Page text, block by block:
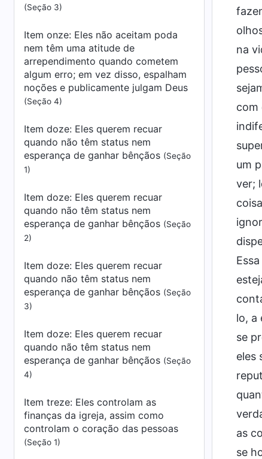
(Seção 3)
Item onze: Eles não aceitam poda
nem têm uma atitude de
arrependimento quando cometem
algum erro; em vez disso, espalham
noções e publicamente julgam Deus
(Seção 4)
Item doze: Eles querem recuar
quando não têm status nem
esperança de ganhar bênçãos (Seção
1)
Item doze: Eles querem recuar
quando não têm status nem
esperança de ganhar bênçãos (Seção
2)
Item doze: Eles querem recuar
quando não têm status nem
esperança de ganhar bênçãos (Seção
3)
Item doze: Eles querem recuar
quando não têm status nem
esperança de ganhar bênçãos (Seção
4)
Item treze: Eles controlam as
finanças da igreja, assim como
controlam o coração das pessoas
(Seção 1)
na
com
um
ver;
lo, a
se
eles
as
se